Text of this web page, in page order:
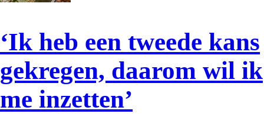
‘Ik heb een tweede kans
gekregen, daarom wil ik
me inzetten’